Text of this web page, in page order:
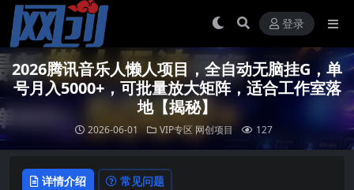
登录
2026腾讯音乐人懒人项目，全自动无脑挂G，单
号月入5000+，可批量放大矩阵，适合工作室落
地【揭秘】
2026-06-01 VIP专区 网创项目 127
详情介绍 常见问题